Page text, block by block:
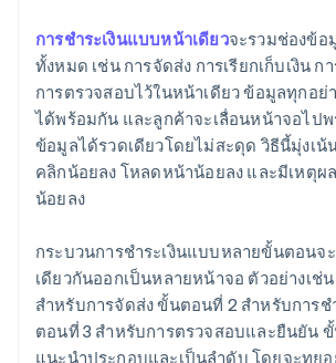
การชำระเงินแบบหน้าเดียวจะรวมช่องข้อ
ทั้งหมด เช่น การจัดส่ง การเรียกเก็บเงิน ก
การตรวจสอบไว้ในหน้าเดียว ข้อมูลทุกอย่
ได้พร้อมกัน และลูกค้าจะเลื่อนหน้าจอไป
ข้อมูลได้รวดเดียวโดยไม่สะดุด วิธีนี้มุ่งเน้
คลิกน้อยลง โหลดหน้าน้อยลง และมีเหตุผ
น้อยลง
กระบวนการชำระเงินแบบหลายขั้นตอนจ
เดียวกันออกเป็นหลายหน้าจอ ตัวอย่างเช่
สำหรับการจัดส่ง ขั้นตอนที่ 2 สำหรับการช
ตอนที่ 3 สำหรับการตรวจสอบและยืนยัน
แนะนำประกอบและเป็นลำดับ โดยจะทย